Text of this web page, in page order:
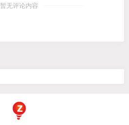
暂无评论内容